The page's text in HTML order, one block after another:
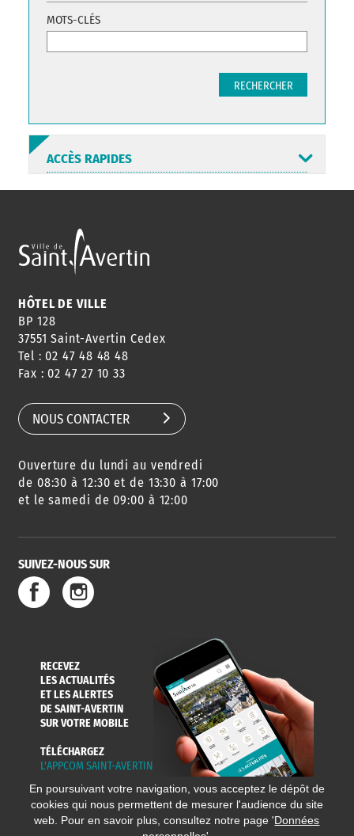
MOTS-CLÉS
RECHERCHER
ACCÈS RAPIDES
ANNUAIRE
HORAIRES
CONSEILS
DE QUARTIER
AGENDA
DES SORTIES
URBANISME
SERVICE
DE L'EAU
HÔTEL DE VILLE
BP 128
37551 Saint-Avertin Cedex
Tel : 02 47 48 48 48
Fax : 02 47 27 10 33
NOUS CONTACTER
Ouverture du lundi au vendredi
de 08:30 à 12:30 et de 13:30 à 17:00
et le samedi de 09:00 à 12:00
SUIVEZ-NOUS SUR
RECEVEZ
LES ACTUALITÉS
ET LES ALERTES
DE SAINT-AVERTIN
SUR VOTRE MOBILE
TÉLÉCHARGEZ
L'APPCOM SAINT-AVERTIN
En poursuivant votre navigation, vous acceptez le dépôt de
cookies qui nous permettent de mesurer l'audience du site
web. Pour en savoir plus, consultez notre page 'Données